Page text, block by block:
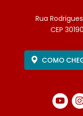
Rua
CEP
COMO